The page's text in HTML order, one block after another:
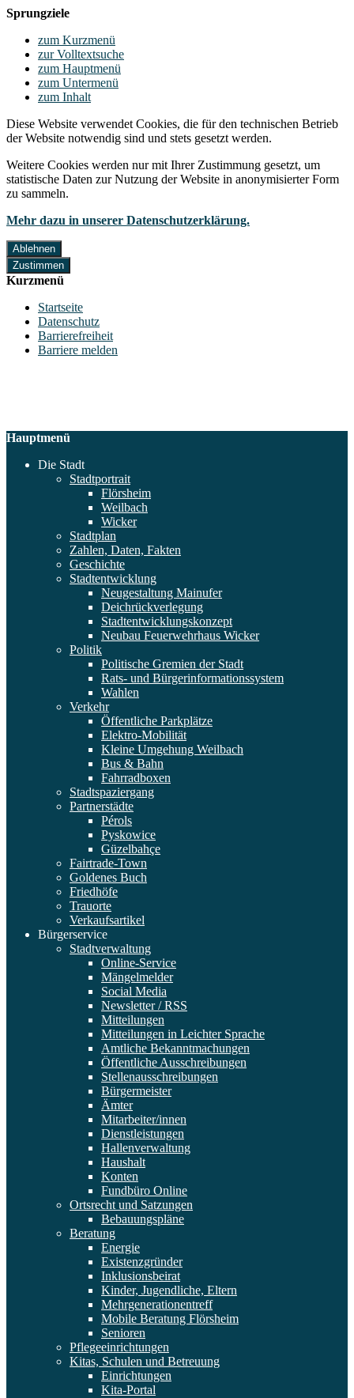
Sprungziele
zum Kurzmenü
zur Volltextsuche
zum Hauptmenü
zum Untermenü
zum Inhalt
Diese Website verwendet Cookies, die für den technischen Betrieb
der Website notwendig sind und stets gesetzt werden.
Weitere Cookies werden nur mit Ihrer Zustimmung gesetzt, um
statistische Daten zur Nutzung der Website in anonymisierter Form
zu sammeln.
Mehr dazu in unserer Datenschutzerklärung.
Ablehnen
Zustimmen
Kurzmenü
Startseite
Datenschutz
Barrierefreiheit
Barriere melden
Hauptmenü
Die Stadt
Stadtportrait
Flörsheim
Weilbach
Wicker
Stadtplan
Zahlen, Daten, Fakten
Geschichte
Stadtentwicklung
Neugestaltung Mainufer
Deichrückverlegung
Stadtentwicklungskonzept
Neubau Feuerwehrhaus Wicker
Politik
Politische Gremien der Stadt
Rats- und Bürgerinformationssystem
Wahlen
Verkehr
Öffentliche Parkplätze
Elektro-Mobilität
Kleine Umgehung Weilbach
Bus & Bahn
Fahrradboxen
Stadtspaziergang
Partnerstädte
Pérols
Pyskowice
Güzelbahçe
Fairtrade-Town
Goldenes Buch
Friedhöfe
Trauorte
Verkaufsartikel
Bürgerservice
Stadtverwaltung
Online-Service
Mängelmelder
Social Media
Newsletter / RSS
Mitteilungen
Mitteilungen in Leichter Sprache
Amtliche Bekanntmachungen
Öffentliche Ausschreibungen
Stellenausschreibungen
Bürgermeister
Ämter
Mitarbeiter/innen
Dienstleistungen
Hallenverwaltung
Haushalt
Konten
Fundbüro Online
Ortsrecht und Satzungen
Bebauungspläne
Beratung
Energie
Existenzgründer
Inklusionsbeirat
Kinder, Jugendliche, Eltern
Mehrgenerationentreff
Mobile Beratung Flörsheim
Senioren
Pflegeeinrichtungen
Kitas, Schulen und Betreuung
Einrichtungen
Kita-Portal